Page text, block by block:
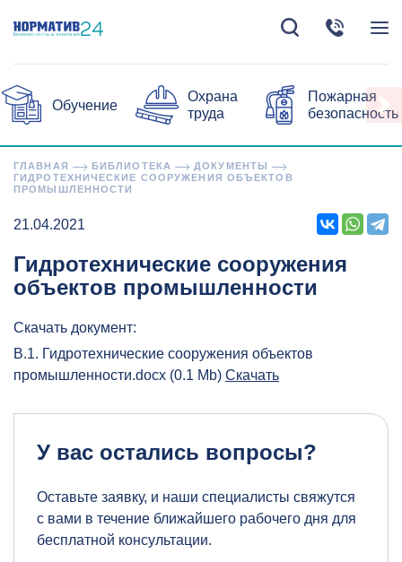
Обучение
Охрана
труда
Пожарная
безопасность
ГЛАВНАЯ БИБЛИОТЕКА
ДОКУМЕНТЫ
ГИДРОТЕХНИЧЕСКИЕ СООРУЖЕНИЯ ОБЪЕКТОВ
ПРОМЫШЛЕННОСТИ
21.04.2021
Гидротехнические сооружения
объектов промышленности
Скачать документ:
В.1. Гидротехнические сооружения объектов
промышленности.docx (0.1 Mb) Скачать
У вас остались вопросы?
Оставьте заявку, и наши специалисты свяжутся
с вами в течение ближайшего рабочего дня для
бесплатной консультации.